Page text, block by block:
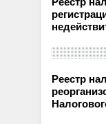
Реестр